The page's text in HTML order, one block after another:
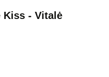
Kiss - Vitalė